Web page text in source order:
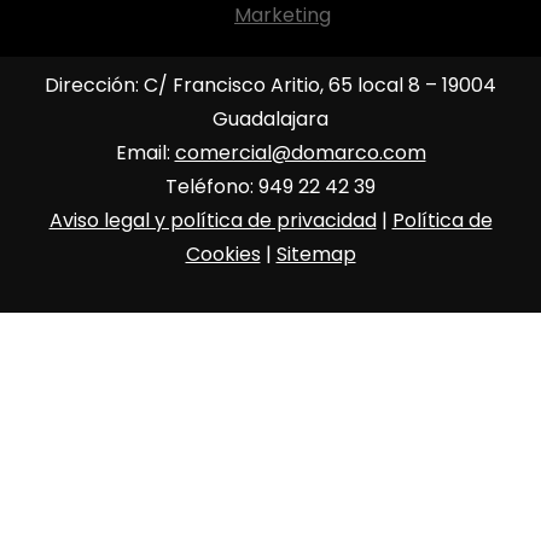
Marketing
Dirección: C/ Francisco Aritio, 65 local 8 – 19004
Guadalajara
Email: comercial@domarco.com
Teléfono: 949 22 42 39
Aviso legal y política de privacidad| Política de
Cookies| Sitemap
© Copyright 2026Motos Domarco Concesionario Oficial